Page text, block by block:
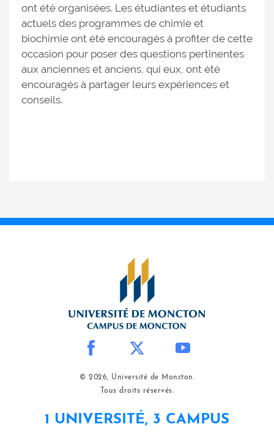
ont été organisées. Les étudiantes et étudiants
actuels des programmes de chimie et
biochimie ont été encouragés à profiter de cette
occasion pour poser des questions pertinentes
aux anciennes et anciens, qui eux, ont été
encouragés à partager leurs expériences et
conseils.
© 2026, Université de Moncton.
Tous droits réservés.
1 UNIVERSITÉ, 3 CAMPUS